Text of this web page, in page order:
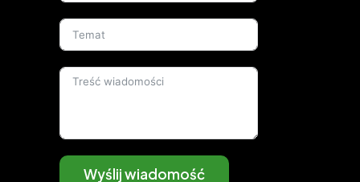
Wyślij wiadomość